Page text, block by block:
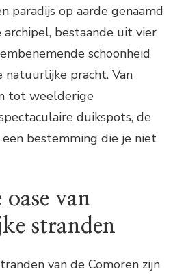
paradijs op aarde genaamd
archipel, bestaande uit vier
schoonheid
natuurlijke pracht. Van
tot weelderige
duikspots, de
bestemming die je niet
oase van
stranden
van de Comoren zijn